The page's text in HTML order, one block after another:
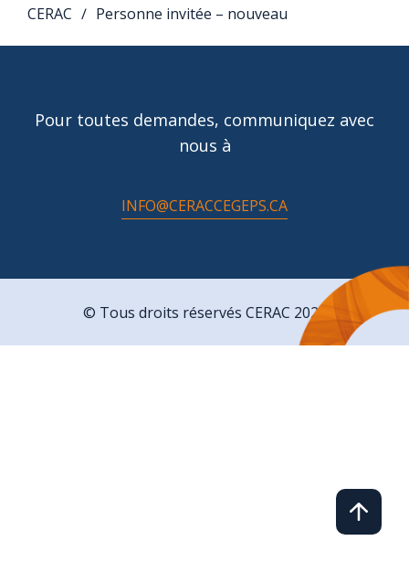
CERAC ∕ Personne invitée – nouveau
Pour toutes demandes, communiquez avec
nous à
INFO@CERACCEGEPS.CA
© Tous droits réservés CERAC 2026